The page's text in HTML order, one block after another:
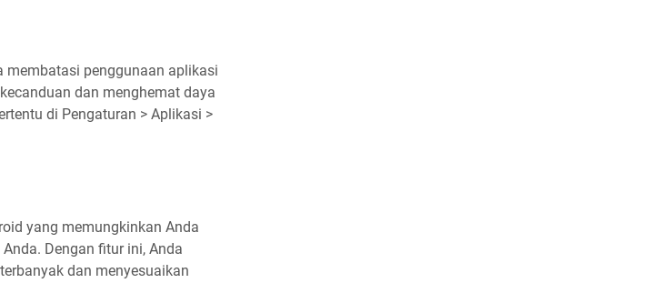
membatasi penggunaan aplikasi
dan menghemat daya
di Pengaturan > Aplikasi >
yang memungkinkan Anda
Dengan fitur ini, Anda
dan menyesuaikan